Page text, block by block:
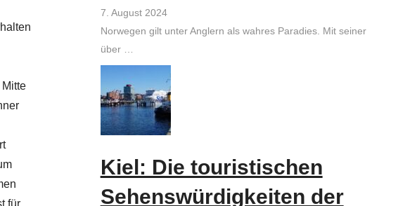
für
7. August 2024
Norwegen gilt unter Anglern als wahres Paradies. Mit seiner
über …
Kiel: Die touristischen
Sehenswürdigkeiten der